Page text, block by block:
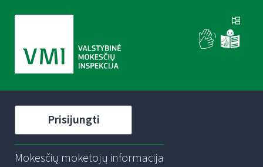
Prisijungti
Mokesčių mokėtojų informacija